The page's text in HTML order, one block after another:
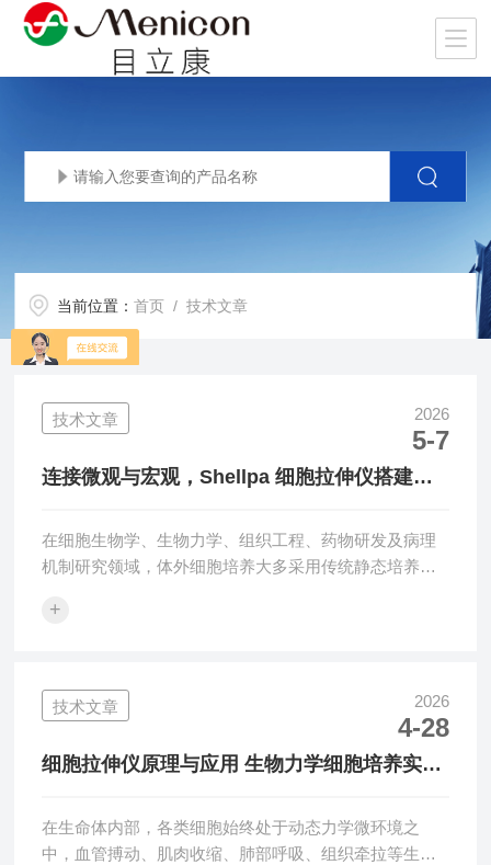
当前位置：首页 / 技术文章
技术文章 2026
5-7
连接微观与宏观，Shellpa 细胞拉伸仪搭建力
在细胞生物学、生物力学、组织工程、药物研发及病理
机制研究领域，体外细胞培养大多采用传统静态培养模
导致细胞增殖、分化、凋亡、形态表达及分子生物学反
载仪器，精准模拟体内生理、病理状态下的细胞机械应
力环境，打破静态培养局限，实现微观细胞水平力学刺
激调控，对接宏观组织器官生理机制研究，搭建体外力
学刺激与细胞生物学行为的核心研究桥梁。本...
+
技术文章 2026
4-28
细胞拉伸仪原理与应用 生物力学细胞培养实验
在生命体内部，各类细胞始终处于动态力学微环境之
中，血管搏动、肌肉收缩、肺部呼吸、组织牵拉等生理